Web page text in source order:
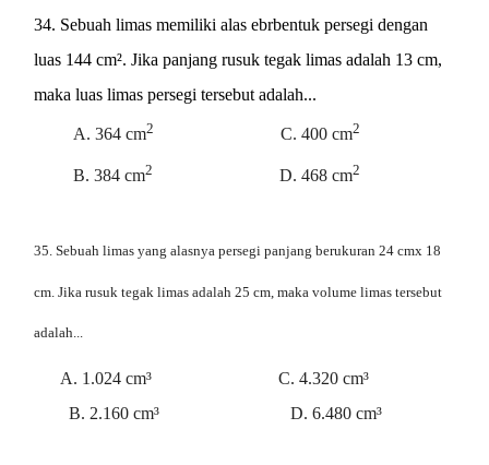
34. Sebuah limas memiliki alas ebrbentuk persegi dengan
luas 144 cm². Jika panjang rusuk tegak limas adalah 13 cm,
maka luas limas persegi tersebut adalah...
A. 364 cm2 C. 400 cm2
B. 384 cm2 D. 468 cm2
35.Sebuah limas yang alasnya persegi panjang berukuran 24 cmx 18
cm. Jika rusuk tegak limas adalah 25 cm, maka volume limas tersebut
adalah...
A. 1.024 cm³ C. 4.320 cm³
B. 2.160 cm³ D. 6.480 cm³